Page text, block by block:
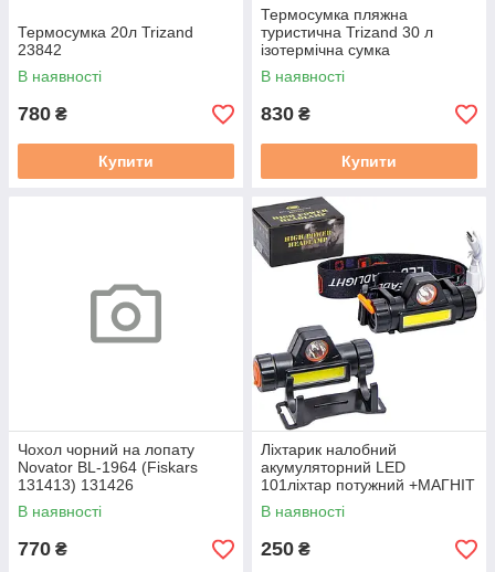
Термосумка 20л Trizand
23842
В наявності
780 ₴
Купити
Термосумка пляжна
туристична Trizand 30 л
ізотермічна сумка
холодильник 46 ? 27 ? 30 см
(25635)
В наявності
830 ₴
Купити
Чохол чорний на лопату
Novator BL-1964 (Fiskars
131413) 131426
В наявності
770 ₴
Ліхтарик налобний
акумуляторний LED
101ліхтар потужний +МАГНІТ
Tipe-C COB CREE
В наявності
250 ₴